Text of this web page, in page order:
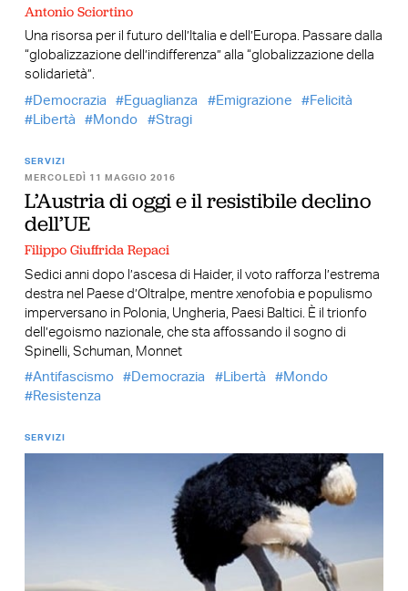
Antonio Sciortino
Una risorsa per il futuro dell’Italia e dell’Europa. Passare dalla
“globalizzazione dell’indifferenza” alla “globalizzazione della
solidarietà”.
Democrazia
Eguaglianza Emigrazione
Felicità
Libertà
Mondo Stragi
SERVIZI
MERCOLEDÌ 11 MAGGIO 2016
L’Austria di oggi e il resistibile declino
dell’UE
Filippo Giuffrida Repaci
Sedici anni dopo l’ascesa di Haider, il voto rafforza l’estrema
destra nel Paese d’Oltralpe, mentre xenofobia e populismo
imperversano in Polonia, Ungheria, Paesi Baltici. È il trionfo
dell’egoismo nazionale, che sta affossando il sogno di
Spinelli, Schuman, Monnet
Antifascismo
Democrazia Libertà
Mondo
Resistenza
SERVIZI